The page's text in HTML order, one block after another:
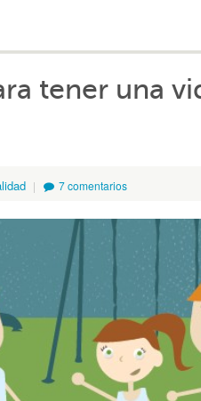
tener una
7 comentarios